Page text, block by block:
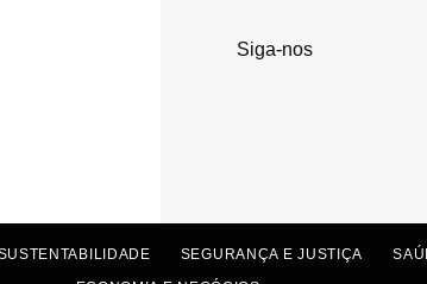
Siga-nos
SEGURANÇA E JUSTIÇA